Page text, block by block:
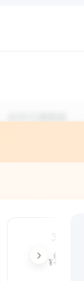
3个月
¥99